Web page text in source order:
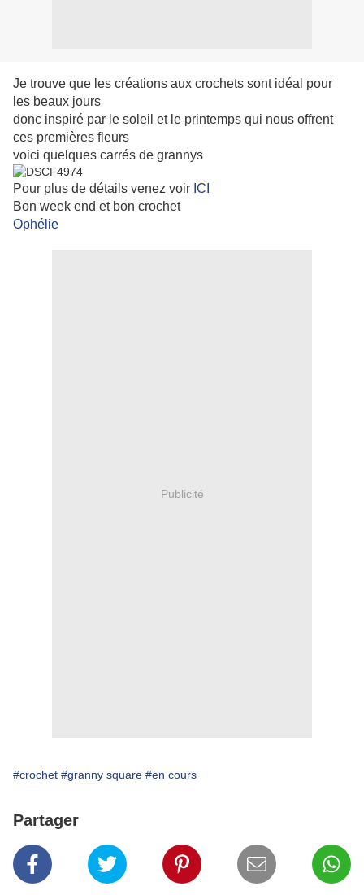
Je trouve que les créations aux crochets sont idéal pour
les beaux jours
donc inspiré par le soleil et le printemps qui nous offrent
ces premières fleurs
voici quelques carrés de grannys
Pour plus de détails venez voir ICI
Bon week end et bon crochet
Ophélie
Publicité
#crochet #granny square #en cours
Partager